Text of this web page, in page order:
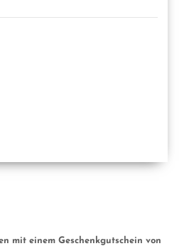
mit einem Geschenkgutschein von